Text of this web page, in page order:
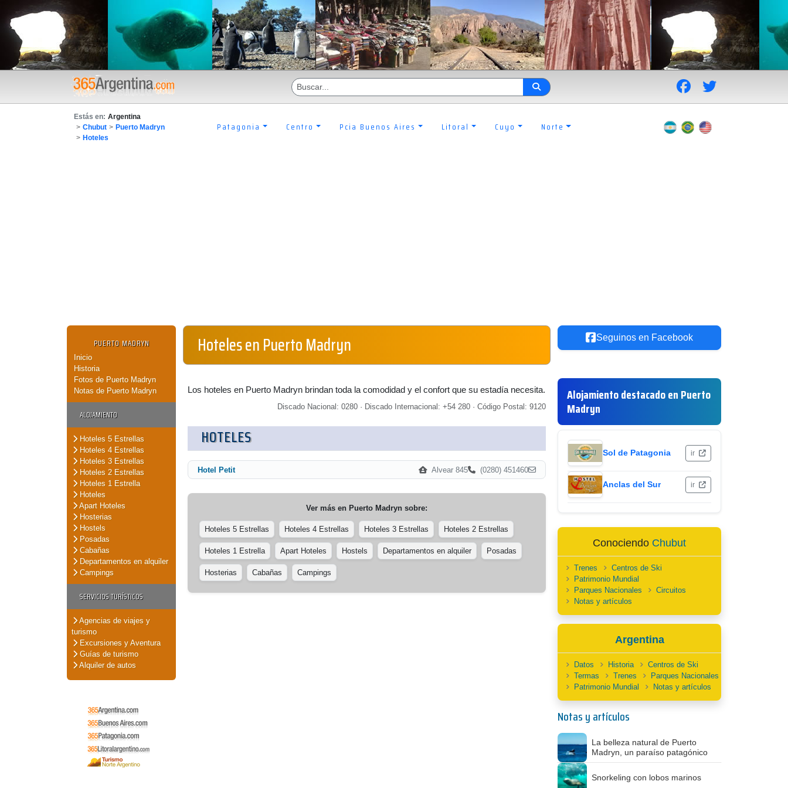
Estás en: Argentina
> Chubut > Puerto Madryn
> Hoteles
Patagonia Centro Pcia Buenos Aires Litoral Cuyo Norte
PUERTO MADRYN
Inicio
Historia
Fotos de Puerto Madryn
Notas de Puerto Madryn
ALOJAMIENTO
Hoteles 5 Estrellas
Hoteles 4 Estrellas
Hoteles 3 Estrellas
Hoteles 2 Estrellas
Hoteles 1 Estrella
Hoteles
Apart Hoteles
Hosterias
Hostels
Posadas
Cabañas
Departamentos en alquiler
Campings
SERVICIOS TURÍSTICOS
Agencias de viajes y
turismo
Excursiones y Aventura
Guías de turismo
Alquiler de autos
Hoteles en Puerto Madryn
Los hoteles en Puerto Madryn brindan toda la comodidad y el confort que su estadía necesita.
Discado Nacional: 0280 · Discado Internacional: +54 280 · Código Postal: 9120
HOTELES
Hotel Petit Alvear 845 (0280) 451460
Ver más en Puerto Madryn sobre:
Hoteles 5 Estrellas Hoteles 4 Estrellas Hoteles 3 Estrellas Hoteles 2 Estrellas
Hoteles 1 Estrella Apart Hoteles Hostels Departamentos en alquiler Posadas
Hosterias Cabañas Campings
Seguinos en Facebook
Alojamiento destacado en Puerto
Madryn
Sol de Patagonia ir
Anclas del Sur ir
Conociendo Chubut
Trenes
Centros de Ski
Patrimonio Mundial
Parques Nacionales
Circuitos
Notas y artículos
Argentina
Datos Historia
Centros de Ski
Termas
Trenes
Parques Nacionales
Patrimonio Mundial
Notas y artículos
Notas y artículos
La belleza natural de Puerto
Madryn, un paraíso patagónico
Snorkeling con lobos marinos